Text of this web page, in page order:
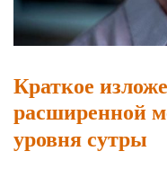
Краткое
расширенной
уровня сутры